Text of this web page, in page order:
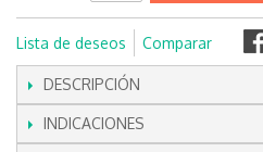
Lista de deseos Comparar
DESCRIPCIÓN
INDICACIONES